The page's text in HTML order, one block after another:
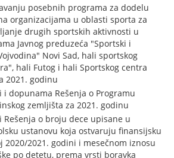
posebnih programa za dodelu
organizacijama u oblasti sporta za
drugih sportskih aktivnosti u
Javnog preduzeća "Sportski i
Novi Sad, hali sportskog
hali Futog i hali Sportskog centra
2021. godinu
i dopunama Rešenja o Programu
zemljišta za 2021. godinu
Rešenja o broju dece upisane u
ustanovu koja ostvaruju finansijsku
2020/2021. godini i mesečnom iznosu
po detetu, prema vrsti boravka